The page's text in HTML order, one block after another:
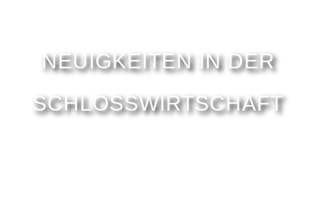
NEUIGKEITEN IN DER
SCHLOSSWIRTSCHAFT